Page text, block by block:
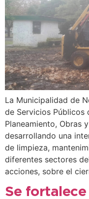
La Municipalidad de
de Servicios Públicos
Planeamiento, Obras
desarrollando una
de limpieza,
diferentes sectores
acciones, sobre el
Se fortalece